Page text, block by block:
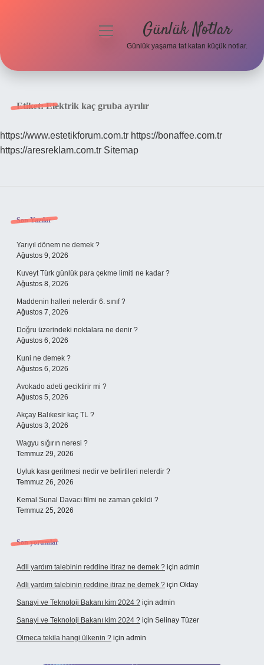
Hakkımızda
menüyü
Günlük Notlar
Günlük yaşama tat katan küçük notlar.
Etiket:Elektrik kaç gruba ayrılır
https://www.estetikforum.com.tr https://bonaffee.com.tr
https://aresreklam.com.tr Sitemap
Sidebar
Son Yazılar
Yarıyıl dönem ne demek ?
Ağustos 9, 2026
Kuveyt Türk günlük para çekme limiti ne kadar ?
Ağustos 8, 2026
Maddenin halleri nelerdir 6. sınıf ?
Ağustos 7, 2026
Doğru üzerindeki noktalara ne denir ?
Ağustos 6, 2026
Kuni ne demek ?
Ağustos 6, 2026
Avokado adeti geciktirir mi ?
Ağustos 5, 2026
Akçay Balıkesir kaç TL ?
Ağustos 3, 2026
Wagyu sığırın neresi ?
Temmuz 29, 2026
Uyluk kası gerilmesi nedir ve belirtileri nelerdir ?
Temmuz 26, 2026
Kemal Sunal Davacı filmi ne zaman çekildi ?
Temmuz 25, 2026
Son yorumlar
Adli yardım talebinin reddine itiraz ne demek ? için admin
Adli yardım talebinin reddine itiraz ne demek ? için Oktay
Sanayi ve Teknoloji Bakanı kim 2024 ? için admin
Sanayi ve Teknoloji Bakanı kim 2024 ? için Selinay Tüzer
Olmeca tekila hangi ülkenin ? için admin